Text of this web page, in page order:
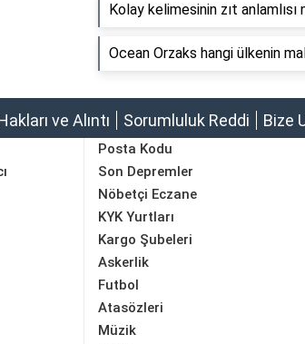
Kolay kelimesinin zıt anlamlısı
Ocean Orzaks hangi ülkenin
ve Alıntı Sorumluluk Reddi Bize
Posta Kodu
Son Depremler
Nöbetçi Eczane
KYK Yurtları
Kargo Şubeleri
Askerlik
Futbol
Atasözleri
Müzik